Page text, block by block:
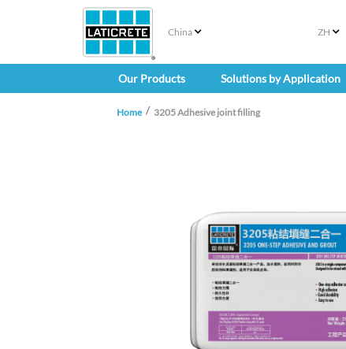
China ZH
Our Products Solutions by Application
Home 3205 Adhesive joint filling